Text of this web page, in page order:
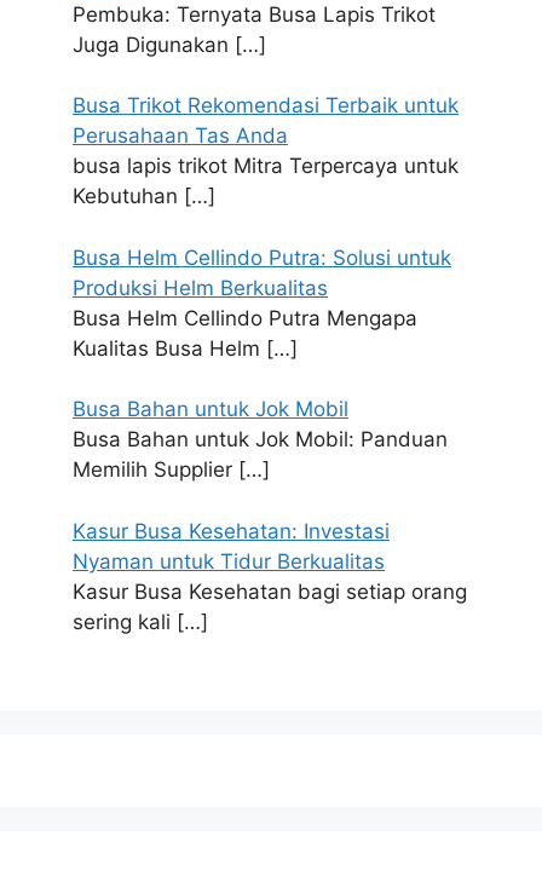
Pembuka: Ternyata Busa Lapis Trikot
Juga Digunakan […]
Busa Trikot Rekomendasi Terbaik untuk
Perusahaan Tas Anda
busa lapis trikot Mitra Terpercaya untuk
Kebutuhan […]
Busa Helm Cellindo Putra: Solusi untuk
Produksi Helm Berkualitas
Busa Helm Cellindo Putra Mengapa
Kualitas Busa Helm […]
Busa Bahan untuk Jok Mobil
Busa Bahan untuk Jok Mobil: Panduan
Memilih Supplier […]
Kasur Busa Kesehatan: Investasi
Nyaman untuk Tidur Berkualitas
Kasur Busa Kesehatan bagi setiap orang
sering kali […]